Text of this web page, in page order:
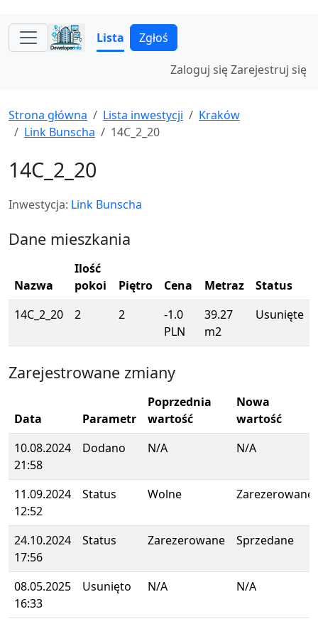
Lista Zgłoś
Zaloguj sięZarejestruj się
Strona główna Lista inwestycji
Kraków
Link Bunscha
14C_2_20
14C_2_20
Inwestycja: Link Bunscha
Dane mieszkania
Nazwa
Ilość
pokoi
Piętro Cena Metraz
Status
14C_2_20
2 2
-1.0
PLN
39.27
m2
Usunięte
Zarejestrowane zmiany
Data Parametr
Poprzednia
wartość
Nowa
wartość
10.08.2024
21:58
Dodano N/A N/A
11.09.2024
12:52
Status Wolne Zarezerowane
24.10.2024
17:56
Status Zarezerowane Sprzedane
08.05.2025
16:33
Usunięto N/A N/A